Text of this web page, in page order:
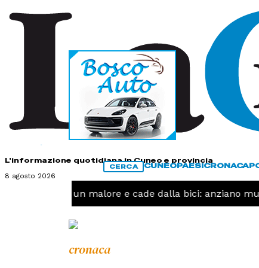
L'informazione quotidiana in Cuneo e provincia
8 agosto 2026
CERCA CUNEOPAESICRONACA
Ha un malore e cade dalla bici: anziano
cronaca